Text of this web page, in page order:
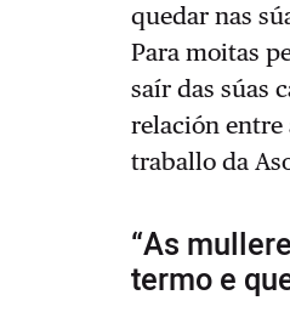
quedar nas
Para moitas
saír das súas
relación entre
traballo da
“As
termo e